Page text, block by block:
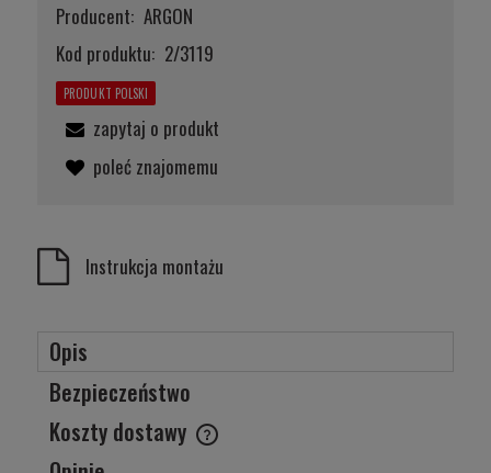
Producent: ARGON
Kod produktu: 2/3119
PRODUKT POLSKI
zapytaj o produkt
poleć znajomemu
Instrukcja montażu
Opis
Bezpieczeństwo
Koszty dostawy
Cena nie zawiera ewentualnych kosztów płatności